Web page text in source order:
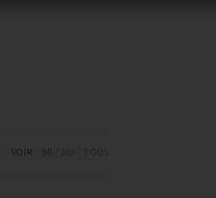
VOIR : 50